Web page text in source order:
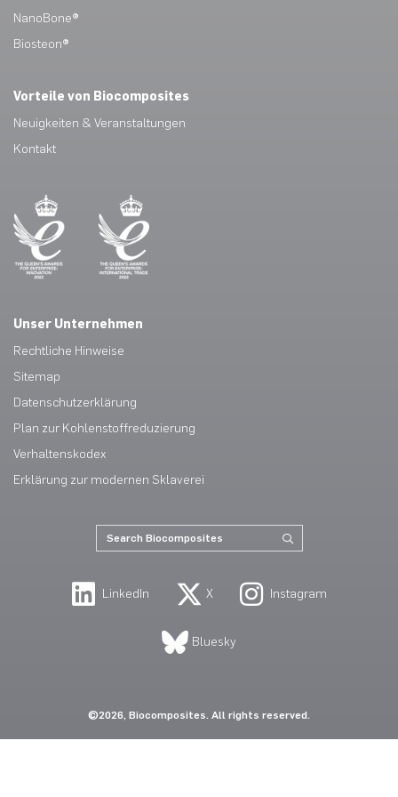
NanoBone®
Biosteon®
Vorteile von Biocomposites
Neuigkeiten & Veranstaltungen
Kontakt
Unser Unternehmen
Rechtliche Hinweise
Sitemap
Datenschutzerklärung
Plan zur Kohlenstoffreduzierung
Verhaltenskodex
Erklärung zur modernen Sklaverei
LinkedIn X Instagram
Bluesky
©2026, Biocomposites. All rights reserved.